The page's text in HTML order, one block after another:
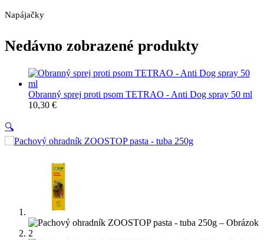
Napájačky
Nedávno zobrazené produkty
Obranný sprej proti psom TETRAO - Anti Dog spray 50 ml
10,30 €
🔍